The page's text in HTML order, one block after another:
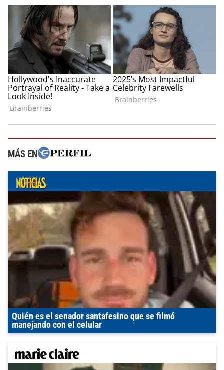
MÁS EN
Quién es el senador santafesino que se filmó
manejando con el celular